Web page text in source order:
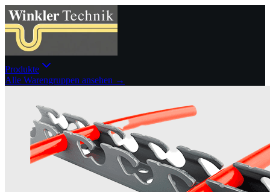
Produkte
Alle Warengruppen ansehen →